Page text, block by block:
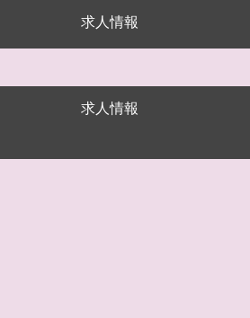
求人情報
求人情報